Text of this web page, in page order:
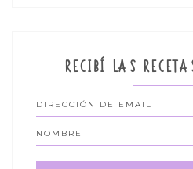
RECIBÍ LAS